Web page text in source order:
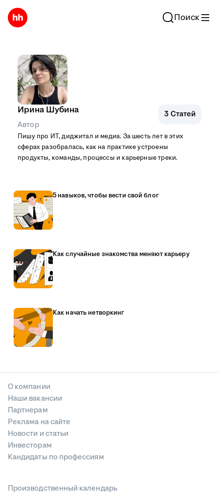
Поиск
Ирина Шубина
Автор
3Статей
Пишу про ИТ, диджитал и медиа. За шесть лет в этих
сферах разобралась, как на практике устроены
продукты, команды, процессы и карьерные треки.
5 навыков, чтобы вести свой блог
Как случайные знакомства меняют карьеру
Как начать нетворкинг
О компании
Наши вакансии
Партнерам
Реклама на сайте
Новости и статьи
Инвесторам
Кандидаты по профессиям
Производственный календарь